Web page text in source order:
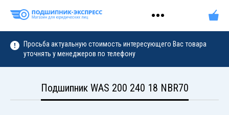
Просьба актуальную стоимость интересующего Вас товара
уточнять у менеджеров по телефону
Подшипник WAS 200 240 18 NBR70